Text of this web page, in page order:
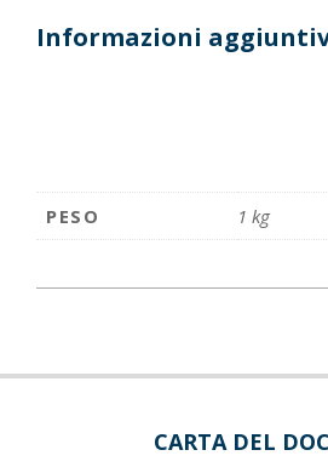
Informazioni
PESO 1 kg
CARTA DEL